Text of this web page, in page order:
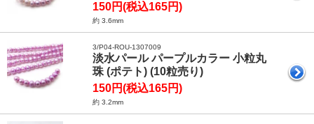
150円(税込165円)
約 3.6mm
3/P04-ROU-1307009
淡水パール パープルカラー 小粒丸
珠 (ポテト) (10粒売り)
150円(税込165円)
約 3.2mm